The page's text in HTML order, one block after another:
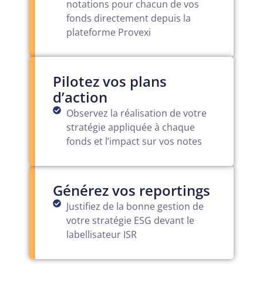
notations pour chacun de vos
fonds directement depuis la
plateforme Provexi
Pilotez vos plans
d’action
Observez la réalisation de votre
stratégie appliquée à chaque
fonds et l’impact sur vos notes
Générez vos reportings
Justifiez de la bonne gestion de
votre stratégie ESG devant le
labellisateur ISR